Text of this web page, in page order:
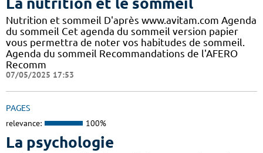
Nutrition et sommeil D'après www.avitam.com Agenda
du sommeil Cet agenda du sommeil version papier
vous permettra de noter vos habitudes de sommeil.
Agenda du sommeil Recommandations de l'AFERO
Recomm
07/05/2025 17:53
PAGES
relevance: 100%
La psychologie